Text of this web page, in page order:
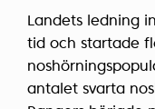
Landets ledning
tid och startade
antalet svarta